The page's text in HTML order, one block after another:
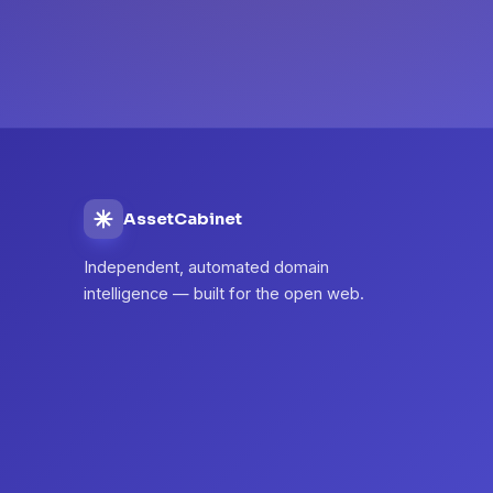
AssetCabinet
Independent, automated domain
intelligence — built for the open web.